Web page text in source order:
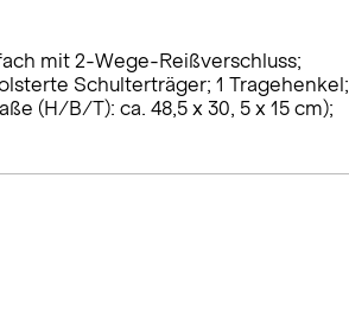
mit 2-Wege-Reißverschluss;
Schulterträger; 1 Tragehenkel;
(H/B/T): ca. 48,5 x 30, 5 x 15 cm);